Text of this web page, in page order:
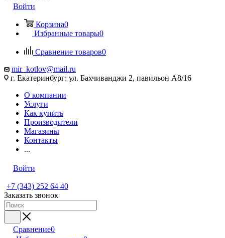
Войти
Корзина0
Избранные товары0
Сравнение товаров0
mir_kotlov@mail.ru
г. Екатеринбург: ул. Бахчиванджи 2, павильон А8/16
О компании
Услуги
Как купить
Производители
Магазины
Контакты
...
Войти
+7 (343) 252 64 40
Заказать звонок
Сравнение0